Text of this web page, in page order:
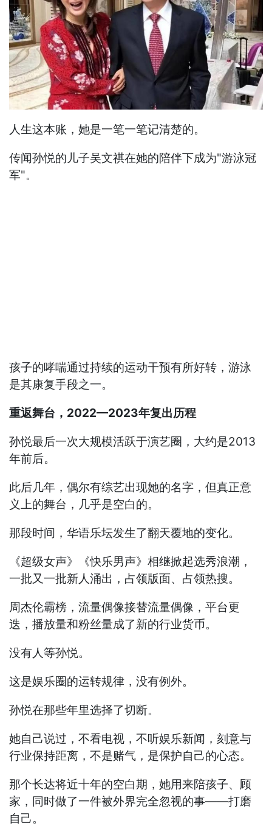
人生这本账，她是一笔一笔记清楚的。
传闻孙悦的儿子吴文祺在她的陪伴下成为"游泳冠
军"。
孩子的哮喘通过持续的运动干预有所好转，游泳
是其康复手段之一。
重返舞台，2022—2023年复出历程
孙悦最后一次大规模活跃于演艺圈，大约是2013
年前后。
此后几年，偶尔有综艺出现她的名字，但真正意
义上的舞台，几乎是空白的。
那段时间，华语乐坛发生了翻天覆地的变化。
《超级女声》《快乐男声》相继掀起选秀浪潮，
一批又一批新人涌出，占领版面、占领热搜。
周杰伦霸榜，流量偶像接替流量偶像，平台更
迭，播放量和粉丝量成了新的行业货币。
没有人等孙悦。
这是娱乐圈的运转规律，没有例外。
孙悦在那些年里选择了切断。
她自己说过，不看电视，不听娱乐新闻，刻意与
行业保持距离，不是赌气，是保护自己的心态。
那个长达将近十年的空白期，她用来陪孩子、顾
家，同时做了一件被外界完全忽视的事——打磨
自己。